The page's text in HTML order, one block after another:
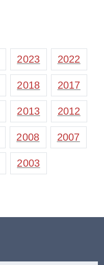
2023 2022
2018 2017
2013 2012
2008 2007
2003